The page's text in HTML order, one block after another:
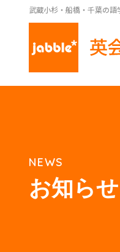
武蔵小杉・船橋・千葉の
NEWS
お知らせ